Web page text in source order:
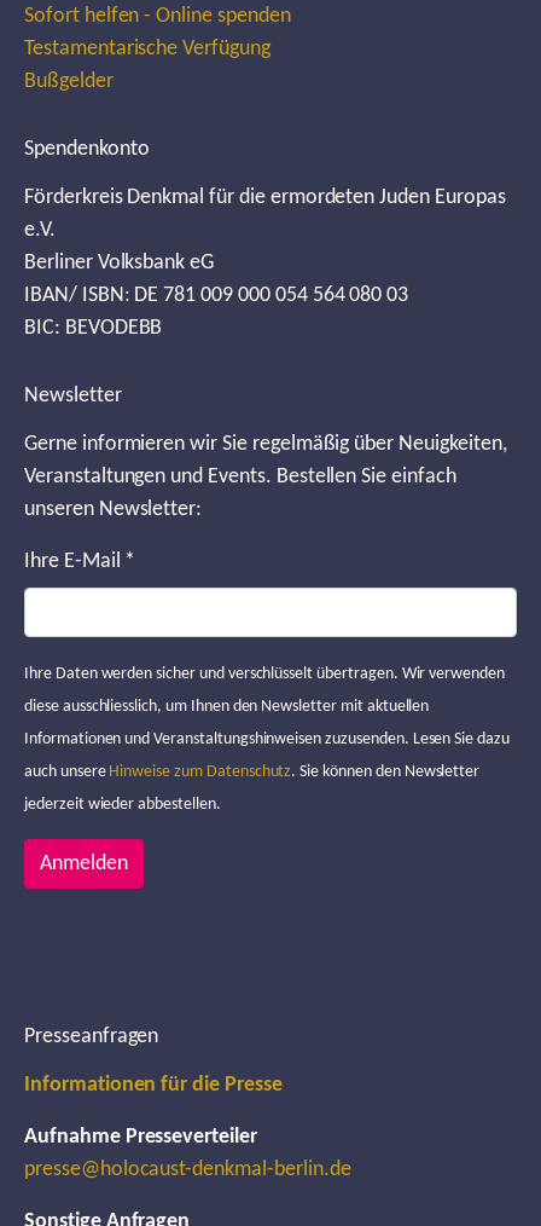
Sofort helfen - Online spenden
Testamentarische Verfügung
Bußgelder
Spendenkonto
Förderkreis Denkmal für die ermordeten Juden Europas
e.V.
Berliner Volksbank eG
IBAN/ ISBN: DE 781 009 000 054 564 080 03
BIC: BEVODEBB
Newsletter
Gerne informieren wir Sie regelmäßig über Neuigkeiten,
Veranstaltungen und Events. Bestellen Sie einfach
unseren Newsletter:
Ihre E-Mail *
Ihre Daten werden sicher und verschlüsselt übertragen. Wir verwenden
diese ausschliesslich, um Ihnen den Newsletter mit aktuellen
Informationen und Veranstaltungshinweisen zuzusenden. Lesen Sie dazu
auch unsere Hinweise zum Datenschutz. Sie können den Newsletter
jederzeit wieder abbestellen.
Anmelden
Presseanfragen
Informationen für die Presse
Aufnahme Presseverteiler
presse@holocaust-denkmal-berlin.de